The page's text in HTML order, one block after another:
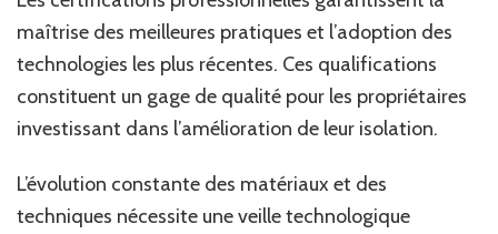
maîtrise des meilleures pratiques et l’adoption des
technologies les plus récentes. Ces qualifications
constituent un gage de qualité pour les propriétaires
investissant dans l’amélioration de leur isolation.
L’évolution constante des matériaux et des
techniques nécessite une veille technologique